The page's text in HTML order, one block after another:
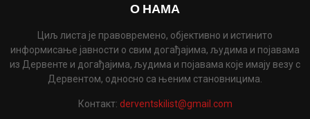
О НАМА
Циљ листа је правовремено, објективно и истинито
информисање јавности о свим догађајима, људима и појавама
из Дервенте и догађајима, људима и појавама које имају везу с
Дервентом, односно са њеним становницима.
Контакт: derventskilist@gmail.com